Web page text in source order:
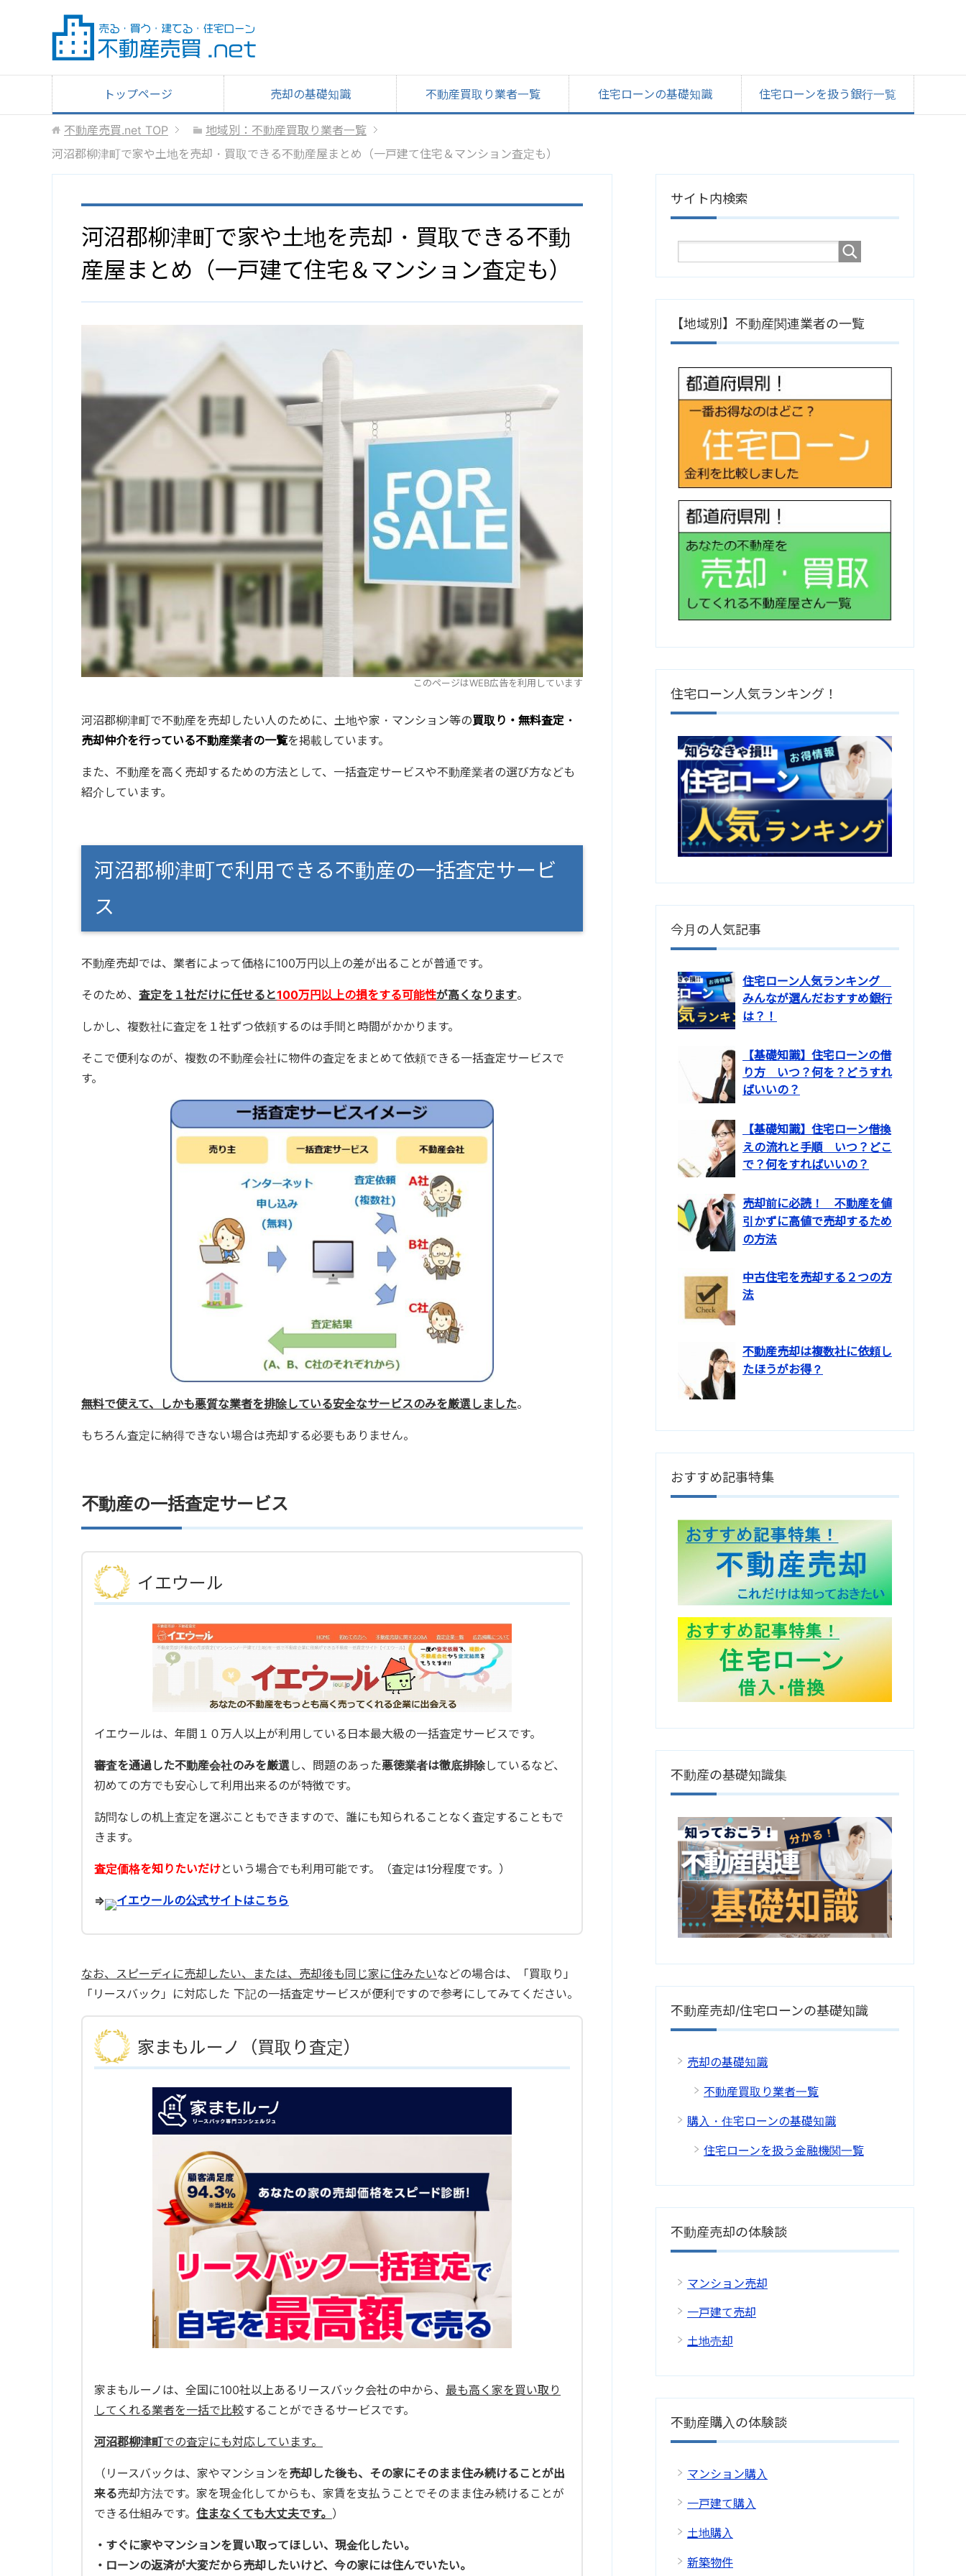
トップページ 売却の基礎知識 不動産買取り業者一覧 住宅ローンの基礎知識 住宅ローンを扱う銀行一覧
不動産売買.net TOP
地域別：不動産買取り業者一覧
河沼郡柳津町で家や土地を売却・買取できる不動産屋まとめ（一戸建て住宅＆マンション査定も）
河沼郡柳津町で家や土地を売却・買取できる不動
産屋まとめ（一戸建て住宅＆マンション査定も）
このページはWEB広告を利用しています
河沼郡柳津町で不動産を売却したい人のために、土地や家・マンション等の買取り・無料査定・
売却仲介を行っている不動産業者の一覧を掲載しています。
また、不動産を高く売却するための方法として、一括査定サービスや不動産業者の選び方なども
紹介しています。
河沼郡柳津町で利用できる不動産の一括査定サービ
ス
不動産売却では、業者によって価格に100万円以上の差が出ることが普通です。
そのため、 査定を１社だけに任せると100万円以上の損をする可能性が高くなります。
しかし、複数社に査定を１社ずつ依頼するのは手間と時間がかかります。
そこで便利なのが、複数の不動産会社に物件の査定をまとめて依頼できる一括査定サービスで
す。
無料で使えて、しかも悪質な業者を排除している安全なサービスのみを厳選しました。
もちろん査定に納得できない場合は売却する必要もありません。
不動産の一括査定サービス
イエウール
イエウールは、年間１０万人以上が利用している日本最大級の一括査定サービスです。
審査を通過した不動産会社のみを厳選し、問題のあった悪徳業者は徹底排除しているなど、
初めての方でも安心して利用出来るのが特徴です。
訪問なしの机上査定を選ぶこともできますので、誰にも知られることなく査定することもで
きます。
査定価格を知りたいだけという場合でも利用可能です。（査定は1分程度です。）
⇒ イエウールの公式サイトはこちら
なお、スピーディに売却したい、または、売却後も同じ家に住みたいなどの場合は、「買取り」
「リースバック」に対応した 下記の一括査定サービスが便利ですので参考にしてみてください。
家まもルーノ（買取り査定）
家まもルーノは、全国に100社以上あるリースバック会社の中から、 最も高く家を買い取り
してくれる業者を一括で比較することができるサービスです。
河沼郡柳津町での査定にも対応しています。
（リースバックは、家やマンションを売却した後も、その家にそのまま住み続けることが出
来る売却方法です。家を現金化してからも、家賃を支払うことでそのまま住み続けることが
できる仕組みです。 住まなくても大丈夫です。 ）
・すぐに家やマンションを買い取ってほしい、現金化したい。
・ローンの返済が大変だから売却したいけど、今の家には住んでいたい。
サイト内検索
【地域別】不動産関連業者の一覧
住宅ローン人気ランキング！
今月の人気記事
住宅ローン人気ランキング
みんなが選んだおすすめ銀行
は？！
【基礎知識】住宅ローンの借
り方 いつ？何を？どうすれ
ばいいの？
【基礎知識】住宅ローン借換
えの流れと手順 いつ？どこ
で？何をすればいいの？
売却前に必読！ 不動産を値
引かずに高値で売却するため
の方法
中古住宅を売却する２つの方
法
不動産売却は複数社に依頼し
たほうがお得？
おすすめ記事特集
不動産の基礎知識集
不動産売却/住宅ローンの基礎知識
売却の基礎知識
不動産買取り業者一覧
購入・住宅ローンの基礎知識
住宅ローンを扱う金融機関一覧
不動産売却の体験談
マンション売却
一戸建て売却
土地売却
不動産購入の体験談
マンション購入
一戸建て購入
土地購入
新築物件